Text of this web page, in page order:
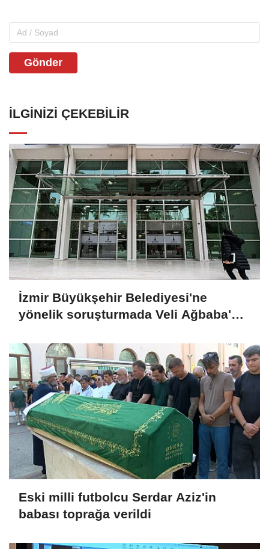
Gönder
İLGINIZI ÇEKEBILIR
İzmir Büyükşehir Belediyesi'ne
yönelik soruşturmada Veli Ağbaba'nın
Eski milli futbolcu Serdar Aziz'in
babası toprağa verildi